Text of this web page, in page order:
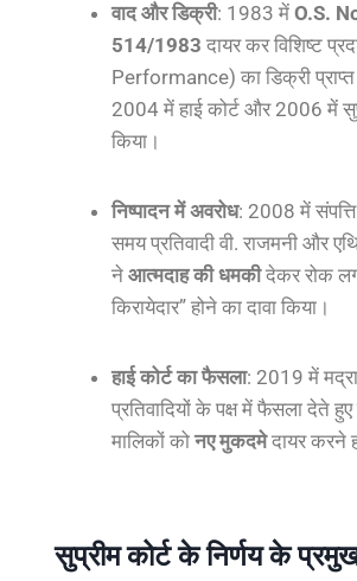
वाद और डिक्री: 1983 में O.S.
514/1983 दायर कर विशिष्ट
Performance) का डिक्री प्राप्त
2004 में हाई कोर्ट और 2006 में
किया।
निष्पादन में अवरोध: 2008 में
समय प्रतिवादी वी. राजमनी और
ने आत्मदाह की धमकीदेकर रोक
किरायेदार” होने का दावा किया।
हाई कोर्ट का फैसला: 2019 में
प्रतिवादियों के पक्ष में फैसला देते
मालिकों को नए मुकदमेदायर करने
सुप्रीम कोर्ट के निर्णय के